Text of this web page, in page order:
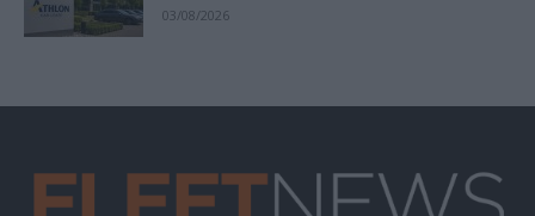
03/08/2026